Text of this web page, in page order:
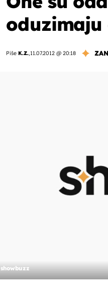
oduzimaju
Piše K.Z.,11.07.2012 @ 20:18
showbuzz